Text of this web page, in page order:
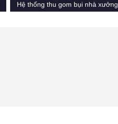
Hệ thống thu gom bụi nhà xưởng